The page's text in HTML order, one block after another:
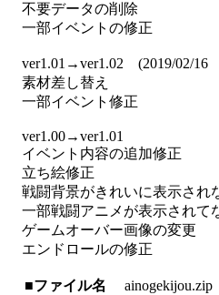
不要データの削除
一部イベントの修正
ver1.01→ver1.02 (2019/02/16
素材差し替え
一部イベント修正
ver1.00→ver1.01
イベント内容の追加修正
立ち絵修正
戦闘背景がきれいに表示され
一部戦闘アニメが表示されて
ゲームオーバー画像の変更
エンドロールの修正
■ファイル名
ainogekijou.zip